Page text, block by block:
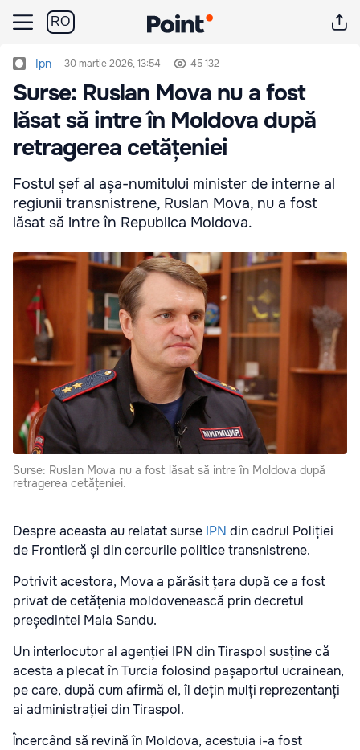
RO
Ipn 30 martie 2026, 13:54 45 132
Surse: Ruslan Mova nu a fost
lăsat să intre în Moldova după
retragerea cetățeniei
Fostul șef al așa-numitului minister de interne al
regiunii transnistrene, Ruslan Mova, nu a fost
lăsat să intre în Republica Moldova.
Surse: Ruslan Mova nu a fost lăsat să intre în Moldova după
retragerea cetățeniei.
Despre aceasta au relatat surse IPN din cadrul Poliției
de Frontieră și din cercurile politice transnistrene.
Potrivit acestora, Mova a părăsit țara după ce a fost
privat de cetățenia moldovenească prin decretul
președintei Maia Sandu.
Un interlocutor al agenției IPN din Tiraspol susține că
acesta a plecat în Turcia folosind pașaportul ucrainean,
pe care, după cum afirmă el, îl dețin mulți reprezentanți
ai administrației din Tiraspol.
Încercând să revină în Moldova, acestuia i-a fost